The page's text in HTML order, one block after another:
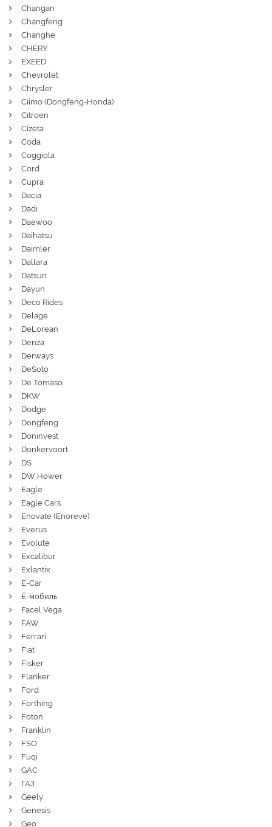
Changan
Changfeng
Changhe
CHERY
EXEED
Chevrolet
Chrysler
Ciimo (Dongfeng-Honda)
Citroen
Cizeta
Coda
Coggiola
Cord
Cupra
Dacia
Dadi
Daewoo
Daihatsu
Daimler
Dallara
Datsun
Dayun
Deco Rides
Delage
DeLorean
Denza
Derways
DeSoto
De Tomaso
DKW
Dodge
Dongfeng
Doninvest
Donkervoort
DS
DW Hower
Eagle
Eagle Cars
Enovate (Enoreve)
Everus
Evolute
Excalibur
Exlantix
E-Car
Ё-мобиль
Facel Vega
FAW
Ferrari
Fiat
Fisker
Flanker
Ford
Forthing
Foton
Franklin
FSO
Fuqi
GAC
ГАЗ
Geely
Genesis
Geo